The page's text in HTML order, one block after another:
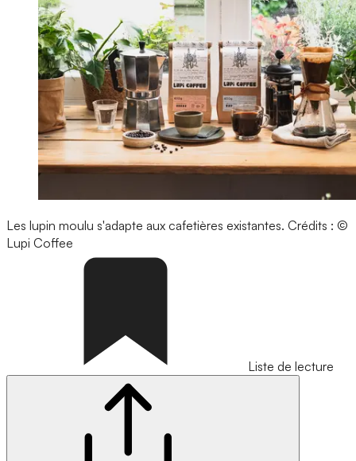
Les lupin moulu s'adapte aux cafetières existantes. Crédits : ©
Lupi Coffee
Liste de lecture